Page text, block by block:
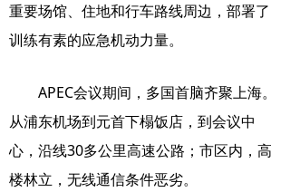
重要场馆、住地和行车路线周边，部署了
训练有素的应急机动力量。
APEC会议期间，多国首脑齐聚上海。
从浦东机场到元首下榻饭店，到会议中
心，沿线30多公里高速公路；市区内，高
楼林立，无线通信条件恶劣。